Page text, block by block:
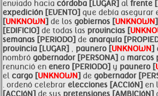
enviado hacia córdoba [LUGAR] al frente
expedición [EVENTO] que debía asegurar
[UNKNOWN] de los gobiernos [UNKNOWN]
[EDIFICIO] de todas las provincias [
semanas [PERIODO] de anarquía
provincia [LUGAR] , paunero [UNKNOWN]
nombró gobernador [PERSONA] a marcos
renunció en enero [PERIODO] y paunero [
el cargo [UNKNOWN] de gobernador
. ordenó celebrar elecciones [ACCIóN] en
[ACCIóN] de sus pretensiones [AMBICIóN]